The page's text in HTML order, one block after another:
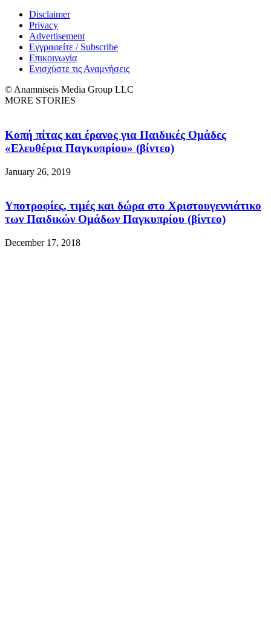
Disclaimer
Privacy
Advertisement
Εγγραφείτε / Subscribe
Επικοινωνία
Ενισχύστε τις Αναμνήσεις
© Anamniseis Media Group LLC
MORE STORIES
Κοπή πίτας και έρανος για Παιδικές Ομάδες
«Ελευθέρια Παγκυπρίου» (βίντεο)
January 26, 2019
Υποτροφίες, τιμές και δώρα στο Χριστουγεννιάτικο
των Παιδικών Ομάδων Παγκυπρίου (βίντεο)
December 17, 2018